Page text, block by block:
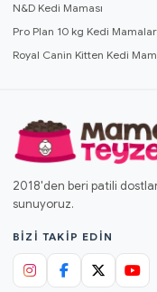
N&D Kedi Maması
Pro Plan 10 kg Kedi
Royal Canin Kitten Kedi
2018'den beri patili
sunuyoruz.
BIZI TAKIP EDIN